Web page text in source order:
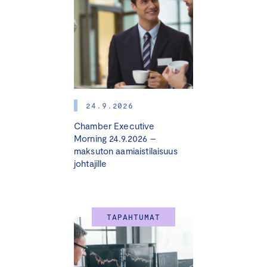
Valmennuksia järjestetään
keväällä 2025 viidellä paikkakunnalla.
Toteutamme valmennuksen yhteistyössä OP:n kanssa.
saada tämä valmennus puoleen hintaan! Nyt kannattaa
siis osallistua ja lähteä työstämään vastuullisuutta
konkretian tasolle.
Ota askel kohti vastuullisuutta,
joka tarjoaa yrityksellesi selkeää
etua markkinoilla.
24.9.2026
Chamber Executive
Morning 24.9.2026 –
maksuton aamiaistilaisuus
johtajille
TAPAHTUMAT